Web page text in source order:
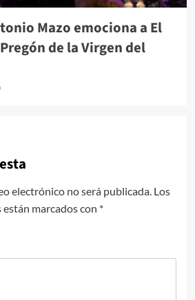
Mazo emociona a El
de la Virgen del
electrónico no será publicada. Los
marcados con *